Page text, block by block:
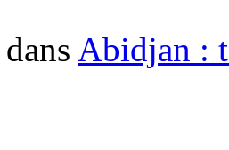
dans Abidjan :